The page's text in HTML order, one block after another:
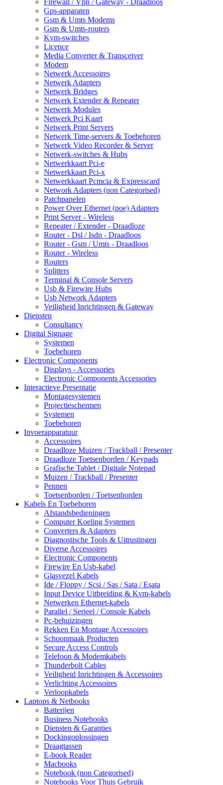
Firewall / Vpn / Gateway - Draadloos
Gps-apparaten
Gsm & Umts Modems
Gsm & Umts-routers
Kvm-switches
Licence
Media Converter & Transceiver
Modem
Netwerk Accessoires
Netwerk Adapters
Netwerk Bridges
Netwerk Extender & Repeater
Netwerk Modules
Netwerk Pci Kaart
Netwerk Print Servers
Netwerk Time-servers & Toebehoren
Netwerk Video Recorder & Server
Netwerk-switches & Hubs
Netwerkkaart Pci-e
Netwerkkaart Pci-x
Netwerkkaart Pcmcia & Expresscard
Network Adapters (non Categorised)
Patchpanelen
Power Over Ethernet (poe) Adapters
Print Server - Wireless
Repeater / Extender - Draadloze
Router - Dsl / Isdn - Draadloos
Router - Gsm / Umts - Draadloos
Router - Wireless
Routers
Splitters
Terminal & Console Servers
Usb & Firewire Hubs
Usb Network Adapters
Veiligheid Inrichtingen & Gateway
Diensten
Consultancy
Digital Signage
Systemen
Toebehoren
Electronic Components
Displays - Accessories
Electronic Components Accessories
Interactieve Presentatie
Montagesystemen
Projectieschermen
Systemen
Toebehoren
Invoerapparatuur
Accessoires
Draadloze Muizen / Trackball / Presenter
Draadloze Toetsenborden / Keypads
Grafische Tablet / Digitale Notepad
Muizen / Trackball / Presenter
Pennen
Toetsenborden / Toetsenborden
Kabels En Toebehoren
Afstandsbedieningen
Computer Koeling Systemen
Converters & Adapters
Diagnostische Tools & Uitrustingen
Diverse Accessoires
Electronic Components
Firewire En Usb-kabel
Glasvezel Kabels
Ide / Floppy / Scsi / Sas / Sata / Esata
Input Device Uitbreiding & Kvm-kabels
Netwerken Ethernet-kabels
Parallel / Serieel / Console Kabels
Pc-behuizingen
Rekken En Montage Accessoires
Schoonmaak Producten
Secure Access Controls
Telefoon & Modemkabels
Thunderbolt Cables
Veiligheid Inrichtingen & Accessoires
Verlichting Accessoires
Verloopkabels
Laptops & Netbooks
Batterijen
Business Notebooks
Diensten & Garanties
Dockingoplossingen
Draagtassen
E-book Reader
Macbooks
Notebook (non Categorised)
Notebooks Voor Thuis Gebruik